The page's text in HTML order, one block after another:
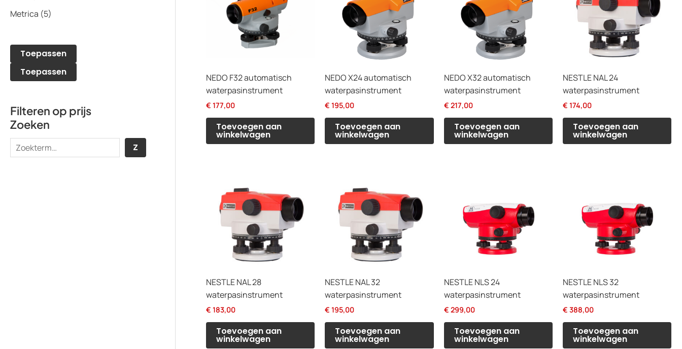
Metrica (5)
Toepassen
Toepassen
Filteren op prijs
Zoeken
Z
NEDO F32 automatisch
waterpasinstrument
€ 177,00
Toevoegen aan
winkelwagen
NEDO X24 automatisch
waterpasinstrument
€ 195,00
Toevoegen aan
winkelwagen
NEDO X32 automatisch
waterpasinstrument
€ 217,00
Toevoegen aan
winkelwagen
NESTLE NAL 24
waterpasinstrument
€ 174,00
Toevoegen aan
winkelwagen
NESTLE NAL 28
waterpasinstrument
€ 183,00
Toevoegen aan
winkelwagen
NESTLE NAL 32
waterpasinstrument
€ 195,00
Toevoegen aan
winkelwagen
NESTLE NLS 24
waterpasinstrument
€ 299,00
Toevoegen aan
winkelwagen
NESTLE NLS 32
waterpasinstrument
€ 388,00
Toevoegen aan
winkelwagen